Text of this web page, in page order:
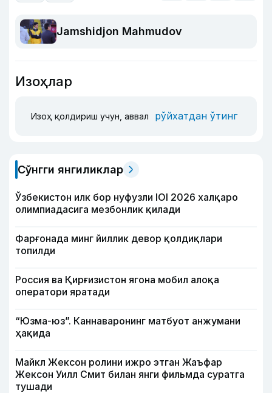
Jamshidjon Mahmudov
Изоҳлар
Изоҳ қолдириш учун, аввал рўйхатдан ўтинг
Сўнгги янгиликлар
Ўзбекистон илк бор нуфузли IOI 2026 халқаро
олимпиадасига мезбонлик қилади
Фарғонада минг йиллик девор қолдиқлари
топилди
Россия ва Қирғизистон ягона мобил алоқа
оператори яратади
“Юзма-юз”. Каннаваронинг матбуот анжумани
ҳақида
Майкл Жексон ролини ижро этган Жаъфар
Жексон Уилл Смит билан янги фильмда суратга
тушади